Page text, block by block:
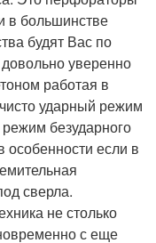
в большинстве
будят Вас по
уверенно
работая в
ударный режим
безударного
особенности если в
сверла.
не столько
с еще